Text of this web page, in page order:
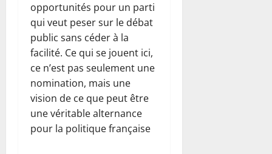
opportunités pour un parti
qui veut peser sur le débat
public sans céder à la
facilité. Ce qui se jouent ici,
ce n’est pas seulement une
nomination, mais une
vision de ce que peut être
une véritable alternance
pour la politique française